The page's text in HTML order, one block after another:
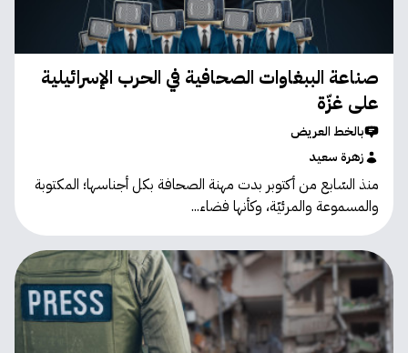
صناعة الببغاوات الصحافية في الحرب الإسرائيلية
على غزّة
بالخط العريض
زهرة سعيد
منذ السّابع من أكتوبر بدت مهنة الصحافة بكل أجناسها؛ المكتوبة
والمسموعة والمرئيّة، وكأنها فضاء...